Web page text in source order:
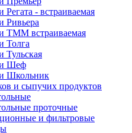
Регата - встраиваемая
Ривьера
ТММ встраиваемая
Толга
Тульская
Шеф
Школьник
и сыпучих продуктов
проточные
и фильтровые